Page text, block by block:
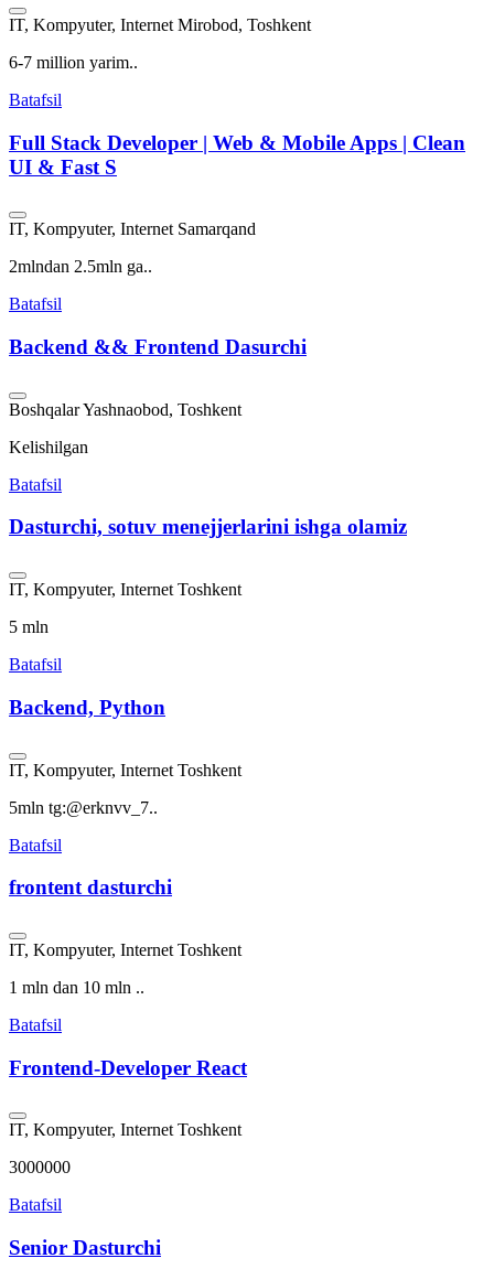
IT, Kompyuter, Internet Mirobod, Toshkent
6-7 million yarim..
Batafsil
Full Stack Developer | Web & Mobile Apps | Clean
UI & Fast S
IT, Kompyuter, Internet Samarqand
2mlndan 2.5mln ga..
Batafsil
Backend && Frontend Dasurchi
BoshqalarYashnaobod, Toshkent
Kelishilgan
Batafsil
Dasturchi, sotuv menejjerlarini ishga olamiz
IT, Kompyuter, Internet Toshkent
5 mln
Batafsil
Backend, Python
IT, Kompyuter, Internet Toshkent
5mln tg:@erknvv_7..
Batafsil
frontent dasturchi
IT, Kompyuter, Internet Toshkent
1 mln dan 10 mln ..
Batafsil
Frontend-Developer React
IT, Kompyuter, Internet Toshkent
3000000
Batafsil
Senior Dasturchi